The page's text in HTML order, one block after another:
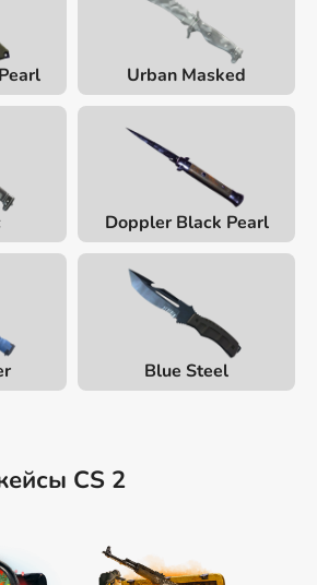
Urban Masked
Doppler Black Pearl
Blue Steel
CS 2